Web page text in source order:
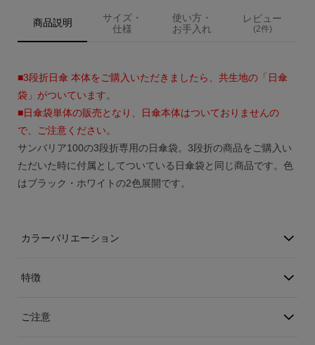
よくあるご質問・お問い合わせ
アカウント
ログイン / 新規登録
特定商取引法に基づく表示
商品説明
サイズ・
仕様
使い方・
お手入れ
レビュー
(2件)
■3段折日傘 本体をご購入いただきましたら、共生地の「日傘
袋」がついています。
■日傘袋単体の販売となり、日傘本体はついておりませんの
で、ご注意ください。
サンバリア100の3段折専用の日傘袋。3段折の商品をご購入い
ただいた時に付属としてついている日傘袋と同じ商品です。色
はブラック・ホワイトの2色展開です。
カラーバリエーション
特徴
ご注意